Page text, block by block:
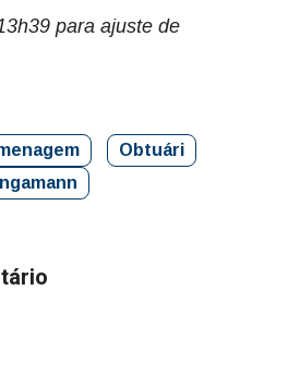
para ajuste de
Obtuári